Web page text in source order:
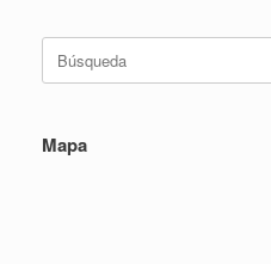
Buscar:
Mapa